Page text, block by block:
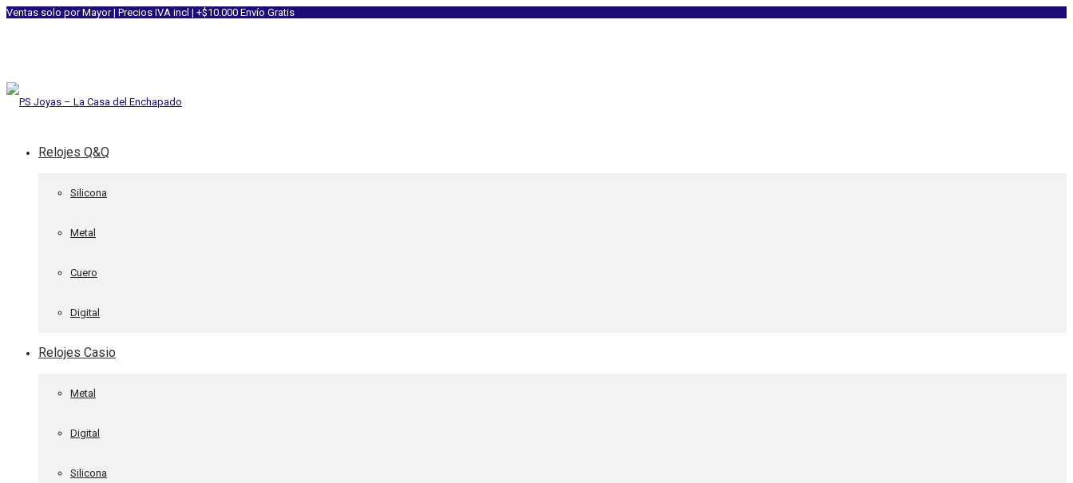
Ventas solo por Mayor | Precios IVA incl | +$10.000 Envío Gratis
Relojes Q&Q
Silicona
Metal
Cuero
Digital
Relojes Casio
Metal
Digital
Silicona